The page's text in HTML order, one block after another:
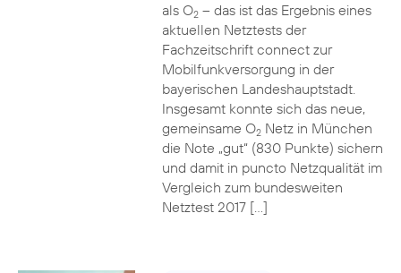
als O2– das ist das Ergebnis eines
aktuellen Netztests der
Fachzeitschrift connect zur
Mobilfunkversorgung in der
bayerischen Landeshauptstadt.
Insgesamt konnte sich das neue,
gemeinsame O2Netz in München
die Note „gut“ (830 Punkte) sichern
und damit in puncto Netzqualität im
Vergleich zum bundesweiten
Netztest 2017 […]